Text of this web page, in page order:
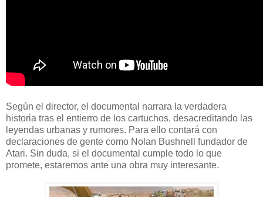
Según el director, el documental narrara la verdadera
historia tras el entierro de los cartuchos, desacreditando las
leyendas urbanas y rumores. Para ello contará con
declaraciones de gente como Nolan Bushnell fundador de
Atari. Sin duda, si el documental cumple todo lo que
promete, estaremos ante una obra muy interesante.